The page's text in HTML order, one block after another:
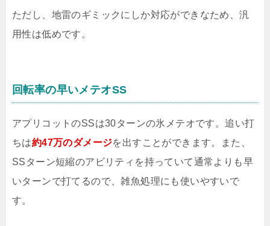
ただし、地雷のギミックにしか対応ができなため、汎
用性は低めです。
回転率の早いメテオSS
アプリコットのSSは30ターンの氷メテオです。追い打
ちは約47万のダメージを出すことができます。また、
SSターン短縮のアビリティを持っていて通常よりも早
いターンで打てるので、雑魚処理にも使いやすいで
す。